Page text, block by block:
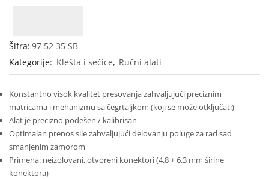
Šifra: 97 52 35 SB
Kategorije: Klešta i sečice, Ručni alati
Konstantno visok kvalitet presovanja zahvaljujući preciznim
matricama i mehanizmu sa čegrtaljkom (koji se može otključati)
Alat je precizno podešen / kalibrisan
Optimalan prenos sile zahvaljujući delovanju poluge za rad sad
smanjenim zamorom
Primena: neizolovani, otvoreni konektori (4.8 + 6.3 mm širine
konektora)